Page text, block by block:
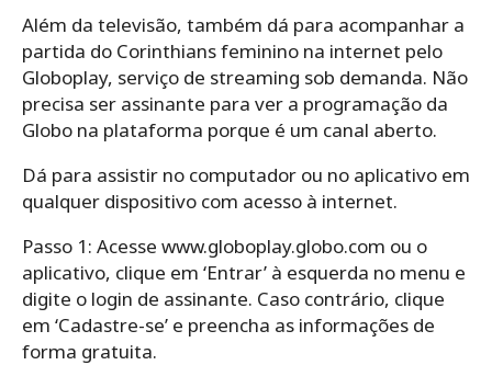
Além da televisão, também dá para acompanhar a
partida do Corinthians feminino na internet pelo
Globoplay, serviço de streaming sob demanda. Não
precisa ser assinante para ver a programação da
Globo na plataforma porque é um canal aberto.
Dá para assistir no computador ou no aplicativo em
qualquer dispositivo com acesso à internet.
Passo 1: Acesse www.globoplay.globo.com ou o
aplicativo, clique em ‘Entrar’ à esquerda no menu e
digite o login de assinante. Caso contrário, clique
em ‘Cadastre-se’ e preencha as informações de
forma gratuita.